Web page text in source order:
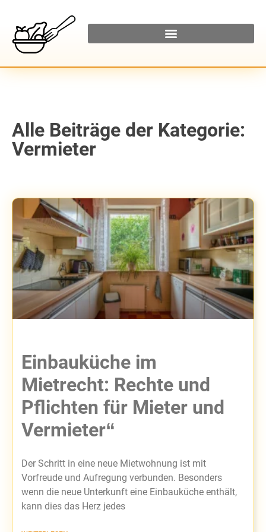
Alle Beiträge der Kategorie:
Vermieter
Einbauküche im
Mietrecht: Rechte und
Pflichten für Mieter und
Vermieter“
Der Schritt in eine neue Mietwohnung ist mit
Vorfreude und Aufregung verbunden. Besonders
wenn die neue Unterkunft eine Einbauküche enthält,
kann dies das Herz jedes